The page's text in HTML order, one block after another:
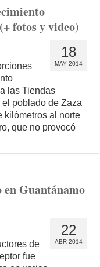
fotos y video)
18
MAY 2014
las Tiendas
poblado de Zaza
kilómetros al norte
que no provocó
en Guantánamo
22
ABR 2014
de
fue